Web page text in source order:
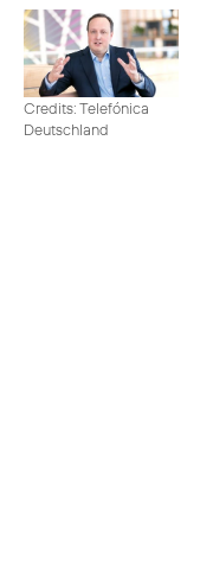
Credits: Telefónica
Deutschland